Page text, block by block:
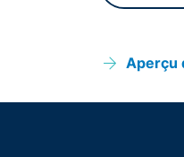
Aperçu